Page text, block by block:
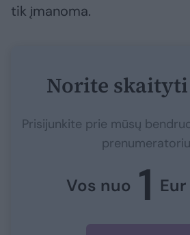
tik įmanoma.
Norite
Prisijunkite prie mūsų
Vos nuo 1